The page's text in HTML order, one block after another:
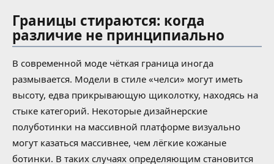
Границы стираются: когда
различие не принципиально
В современной моде чёткая граница иногда
размывается. Модели в стиле «челси» могут иметь
высоту, едва прикрывающую щиколотку, находясь на
стыке категорий. Некоторые дизайнерские
полуботинки на массивной платформе визуально
могут казаться массивнее, чем лёгкие кожаные
ботинки. В таких случаях определяющим становится